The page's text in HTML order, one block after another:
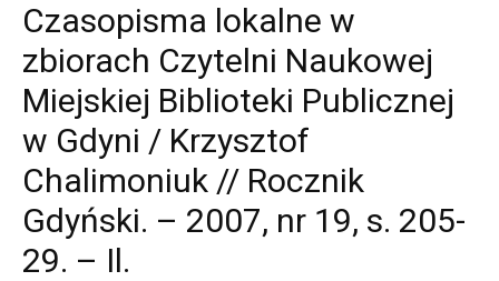
Czasopisma lokalne w
zbiorach Czytelni Naukowej
Miejskiej Biblioteki Publicznej
w Gdyni / Krzysztof
Chalimoniuk // Rocznik
Gdyński. – 2007, nr 19, s. 205-
29. – Il.